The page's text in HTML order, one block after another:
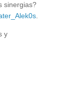
sinergias?
y